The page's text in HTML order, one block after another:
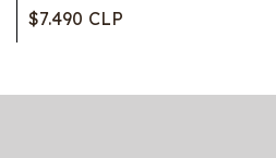
$7.490 CLP